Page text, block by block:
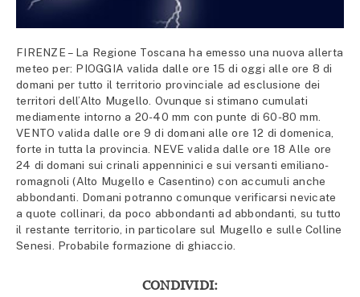
FIRENZE – La Regione Toscana ha emesso una nuova allerta
meteo per: PIOGGIA valida dalle ore 15 di oggi alle ore 8 di
domani per tutto il territorio provinciale ad esclusione dei
territori dell’Alto Mugello. Ovunque si stimano cumulati
mediamente intorno a 20-40 mm con punte di 60-80 mm.
VENTO valida dalle ore 9 di domani alle ore 12 di domenica,
forte in tutta la provincia. NEVE valida dalle ore 18 Alle ore
24 di domani sui crinali appenninici e sui versanti emiliano-
romagnoli (Alto Mugello e Casentino) con accumuli anche
abbondanti. Domani potranno comunque verificarsi nevicate
a quote collinari, da poco abbondanti ad abbondanti, su tutto
il restante territorio, in particolare sul Mugello e sulle Colline
Senesi. Probabile formazione di ghiaccio.
CONDIVIDI: